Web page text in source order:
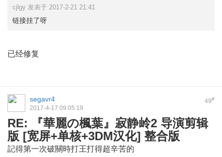
cjlgy 发表于 2017-2-21 21:41
链接挂了呀
已经修复
49#
segavr4
2017-4-17 09:05:19
RE: 『華麗の楓葉』寂静岭2 导演剪辑
版 [宽屏+单核+3DM汉化] 整合版
記得第一次破關時打王打得超辛苦的